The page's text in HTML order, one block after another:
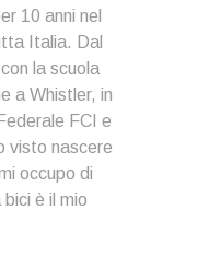
10 anni nel
Italia. Dal
la scuola
a Whistler, in
FCI e
visto nascere
occupo di
è il mio